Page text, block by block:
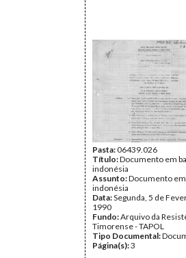
Pasta:06439.026
Título:Documento em
indonésia
Assunto:Documento em
indonésia
Data:Segunda, 5 de
1990
Fundo:Arquivo da
Timorense - TAPOL
Tipo Documental:
Página(s):3